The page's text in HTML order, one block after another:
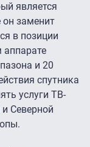
является
он заменит
в позиции
аппарате
и 20
спутника
услуги ТВ-
Северной